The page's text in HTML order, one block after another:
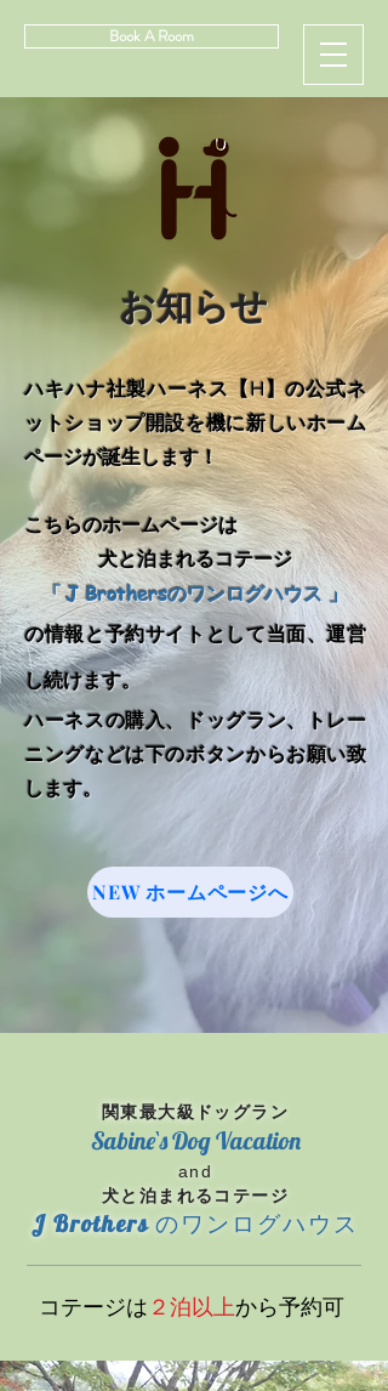
Book A Room
お知らせ
ハキハナ社製ハーネス【H】の公式ネ
ットショップ開設を機に新しいホーム
ページが誕生します！
こちらのホームページは
犬と泊まれるコテージ
「J Brothersのワンログハウス 」
の情報と予約サイトとして当面、運営
し続けます。
ハーネスの購入、ドッグラン、トレー
ニングなどは下のボタンからお願い致
します。
NEW ホームページへ
関東最大級 ドッグラン
Sabine`s DogVacation
and
​犬と泊まれるコテージ
J Brothersのワ ンログハウ ス
コテージは２泊以上から予約可